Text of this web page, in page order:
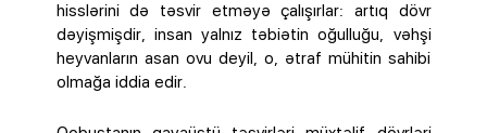
hisslərini də təsvir etməyə çalışırlar: artıq dövr
dəyişmişdir, insan yalnız təbiətin oğulluğu, vəhşi
heyvanların asan ovu deyil, o, ətraf mühitin sahibi
olmağa iddia edir.